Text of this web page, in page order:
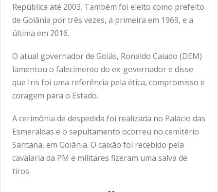
República até 2003. Também foi eleito como prefeito
de Goiânia por três vezes, a primeira em 1969, e a
última em 2016.
O atual governador de Goiás, Ronaldo Caiado (DEM)
lamentou o falecimento do ex-governador e disse
que Iris foi uma referência pela ética, compromisso e
coragem para o Estado.
A cerimônia de despedida foi realizada no Palácio das
Esmeraldas e o sepultamento ocorreu no cemitério
Santana, em Goiânia. O caixão foi recebido pela
cavalaria da PM e militares fizeram uma salva de
tiros.